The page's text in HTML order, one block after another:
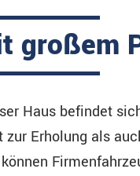
großem
Haus befindet
Erholung als